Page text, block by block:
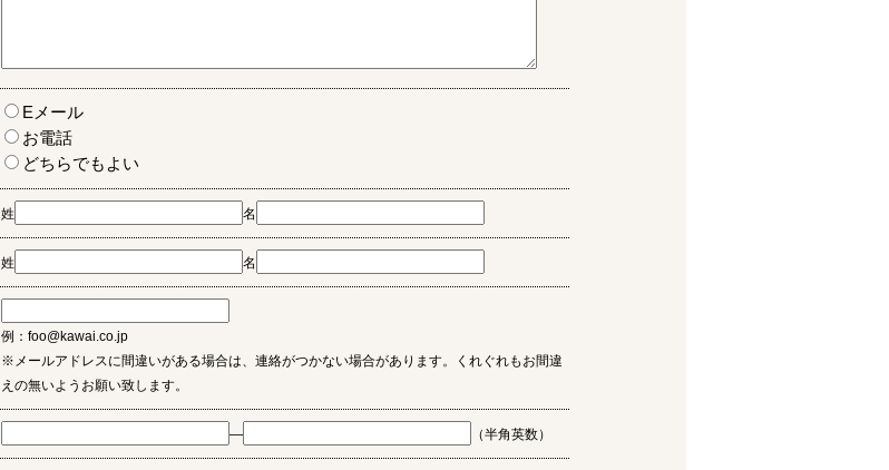
Eメール
お電話
どちらでもよい
姓 名
姓 名
例：foo@kawai.co.jp
※メールアドレスに間違いがある場合は、連絡がつかない場合があります。くれぐれもお間違
えの無いようお願い致します。
― （半角英数）